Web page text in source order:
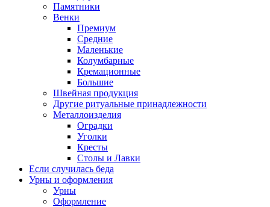
Памятники
Венки
Премиум
Средние
Маленькие
Колумбарные
Кремационные
Большие
Швейная продукция
Другие ритуальные принадлежности
Металлоизделия
Оградки
Уголки
Кресты
Столы и Лавки
Если случилась беда
Урны и оформления
Урны
Оформление